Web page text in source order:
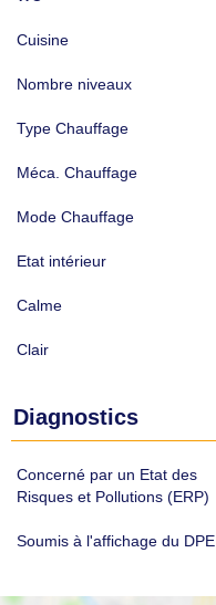
Cuisine
Nombre niveaux
Type Chauffage
Méca. Chauffage
Mode Chauffage
Etat intérieur
Calme
Clair
Diagnostics
Concerné par un Etat des
Risques et Pollutions (ERP)
Soumis à l'affichage du DPE